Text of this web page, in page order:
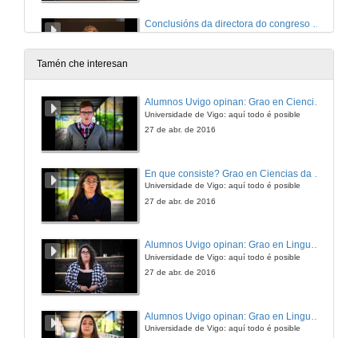
Conclusións da directora do congreso Dª Sabah Walid
26 de set. de 2014
Tamén che interesan
Alumnos Uvigo opinan: Grao en Ciencias da Linguaxe e Estudos Literarios
Universidade de Vigo: aquí todo é posible
27 de abr. de 2016
Universidade de Vigo: aquí todo é posible
27 de abr. de 2016
Alumnos Uvigo opinan: Grao en Linguas Estranxeiras
Universidade de Vigo: aquí todo é posible
27 de abr. de 2016
Universidade de Vigo: aquí todo é posible